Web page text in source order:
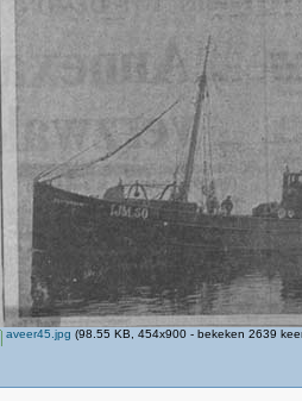
aveer45.jpg (98.55 KB, 454x900 - bekeken 2639